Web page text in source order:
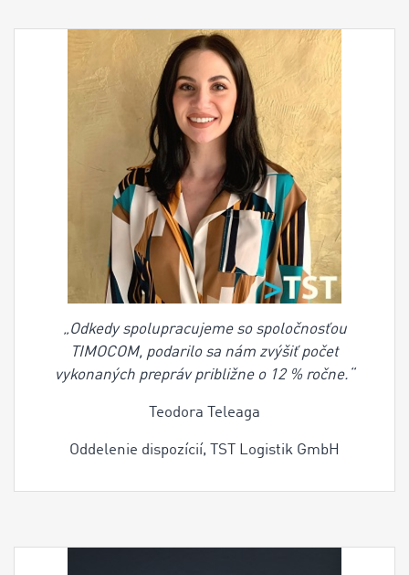
„Odkedy spolupracujeme so spoločnosťou
TIMOCOM, podarilo sa nám zvýšiť počet
vykonaných prepráv približne o 12 % ročne.“
Teodora Teleaga
Oddelenie dispozícií, TST Logistik GmbH